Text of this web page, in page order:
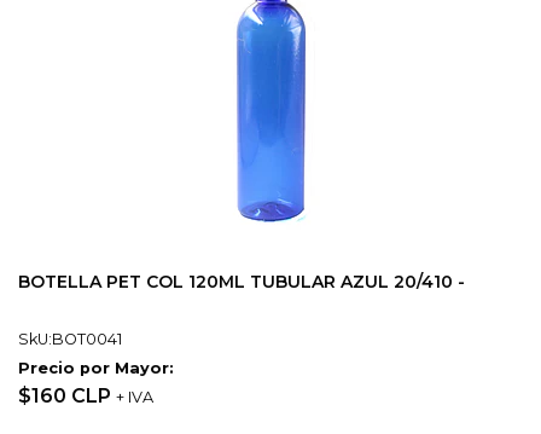
BOTELLA PET COL 120ML TUBULAR AZUL 20/410 -
SkU:BOT0041
Precio por Mayor:
$160 CLP + IVA